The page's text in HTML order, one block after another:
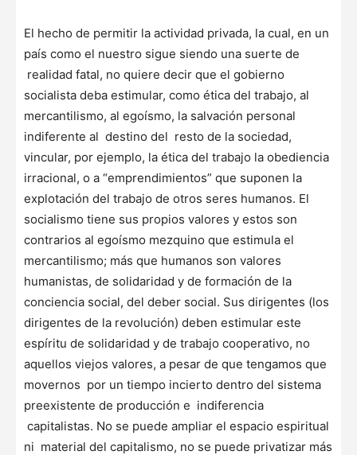
El hecho de permitir la actividad privada, la cual, en un
país como el nuestro sigue siendo una suerte de
realidad fatal, no quiere decir que el gobierno
socialista deba estimular, como ética del trabajo, al
mercantilismo, al egoísmo, la salvación personal
indiferente al destino del resto de la sociedad,
vincular, por ejemplo, la ética del trabajo la obediencia
irracional, o a “emprendimientos” que suponen la
explotación del trabajo de otros seres humanos. El
socialismo tiene sus propios valores y estos son
contrarios al egoísmo mezquino que estimula el
mercantilismo; más que humanos son valores
humanistas, de solidaridad y de formación de la
conciencia social, del deber social. Sus dirigentes (los
dirigentes de la revolución) deben estimular este
espíritu de solidaridad y de trabajo cooperativo, no
aquellos viejos valores, a pesar de que tengamos que
movernos por un tiempo incierto dentro del sistema
preexistente de producción e indiferencia
capitalistas. No se puede ampliar el espacio espiritual
ni material del capitalismo, no se puede privatizar más